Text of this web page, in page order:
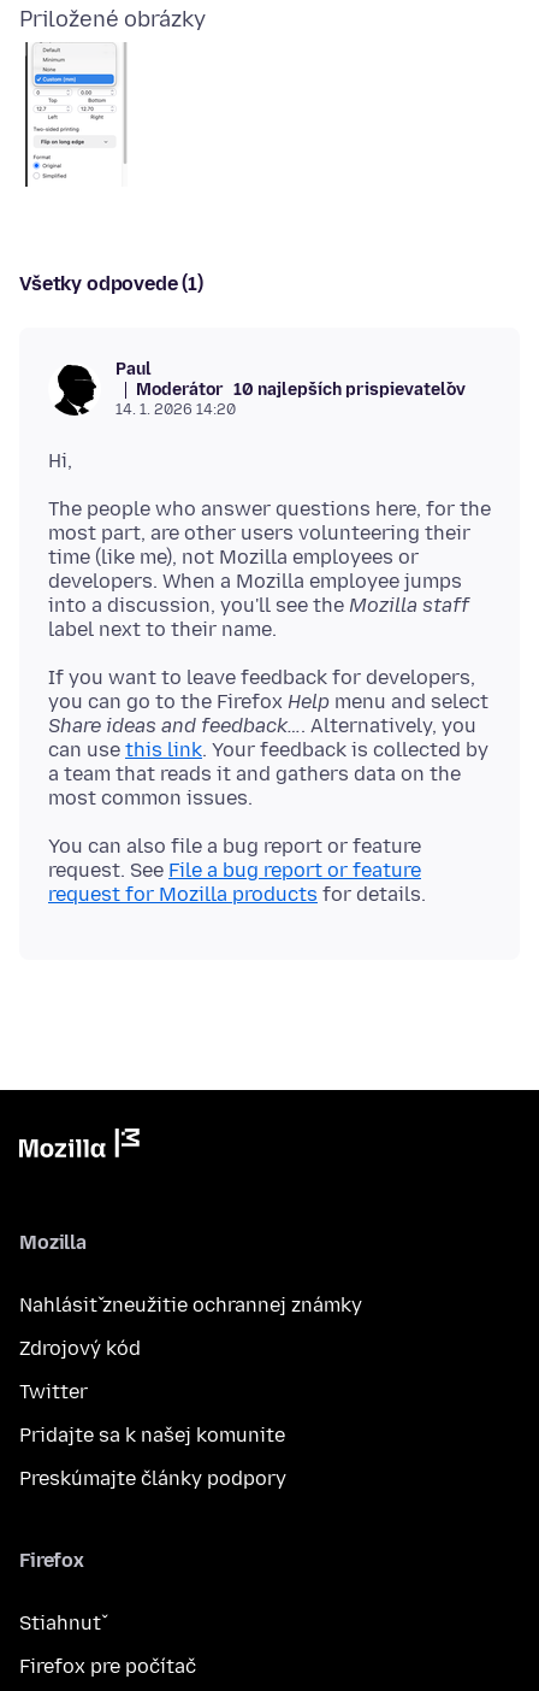
Priložené obrázky
Všetky odpovede (1)
Paul
Moderátor 10 najlepších prispievateľov
14. 1. 2026 14:20
The people who answer questions here, for the
most part, are other users volunteering their
time (like me), not Mozilla employees or
developers. When a Mozilla employee jumps
into a discussion, you'll see the Mozilla staff
If you want to leave feedback for developers,
you can go to the Firefox Help menu and select
Share ideas and feedback…. Alternatively, you
can use this link. Your feedback is collected by
a team that reads it and gathers data on the
You can also file a bug report or feature
request. See File a bug report or feature
request for Mozilla products
Mozilla
Nahlásiť zneužitie ochrannej známky
Zdrojový kód
Twitter
Pridajte sa k našej komunite
Preskúmajte články podpory
Firefox
Stiahnuť
Firefox pre počítač